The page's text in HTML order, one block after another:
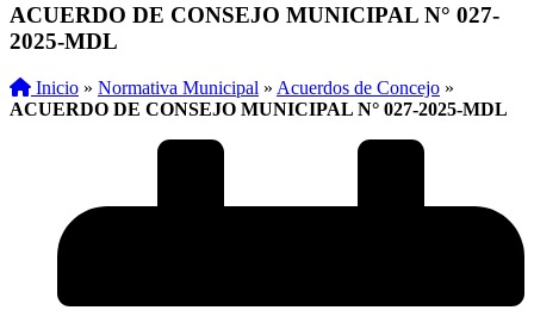
ACUERDO DE CONSEJO MUNICIPAL N° 027-
2025-MDL
Inicio » Normativa Municipal » Acuerdos de Concejo »
ACUERDO DE CONSEJO MUNICIPAL N° 027-2025-MDL